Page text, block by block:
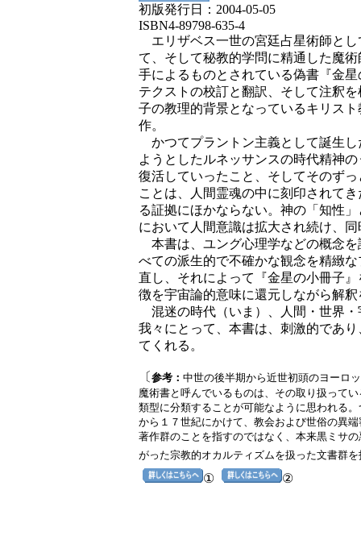
初版発行日：2004-05-05
ISBN4-89798-635-4
エリザベス一世の宮廷占星術師と
て、そして秘教的学問に精通した魔
手によるものとされている偽書『金
テクストの校訂と翻訳、そして注釈
子の教理的背景となっているキリス
作。
かつてプラントン主義として誕生
ようとしたルネッサンスの時代精神
復活していったこと、そしてそのず
ことは、人間霊魂の中に刻印されて
る証拠にほかならない。神の「知性
において人間意識は拡大され続け、
本書は、ユング心理学などの概念
べての派生的で不確かな観念を精緻
直し、それによって『金星の小冊子
徴を宇宙論的意味に還元しながら解
混迷の時代（いま）、人間・世界
我々にとって、本書は、刺激的であ
てくれる。
〔 参考： 中世の後半期から近世初頭のヨーロ
魔術書と呼んでいるものは、その取り扱って
類型に分類することが可能なように思われる
から１７世紀にかけて、教会および世俗の異
著作群のことを指すのではなく、本来黒ミサ
がった宗教的オカルティズムを扱った文書群
① ②